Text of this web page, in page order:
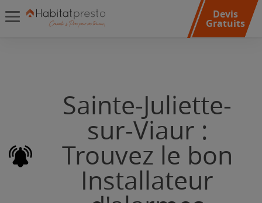
Devis
Gratuits
Sainte-Juliette-
sur-Viaur :
Trouvez le bon
Installateur